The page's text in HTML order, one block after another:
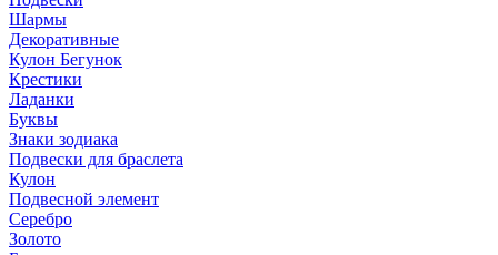
Шармы
Декоративные
Кулон Бегунок
Крестики
Ладанки
Буквы
Знаки зодиака
Подвески для браслета
Кулон
Подвесной элемент
Серебро
Золото